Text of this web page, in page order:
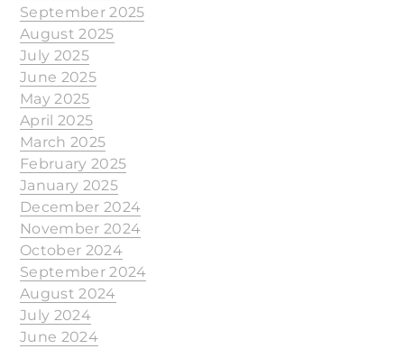
September 2025
August 2025
July 2025
June 2025
May 2025
April 2025
March 2025
February 2025
January 2025
December 2024
November 2024
October 2024
September 2024
August 2024
July 2024
June 2024